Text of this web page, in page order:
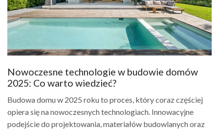
Nowoczesne technologie w budowie domów
2025: Co warto wiedzieć?
Budowa domu w 2025 roku to proces, który coraz częściej
opiera się na nowoczesnych technologiach. Innowacyjne
podejście do projektowania, materiałów budowlanych oraz